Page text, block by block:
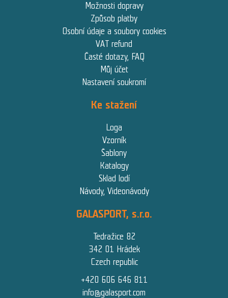
Možnosti dopravy
Způsob platby
Osobní údaje a soubory cookies
VAT refund
Časté dotazy, FAQ
Můj účet
Nastavení soukromí
Ke stažení
Loga
Vzorník
Šablony
Katalogy
Sklad lodí
Návody, Videonávody
GALASPORT, s.r.o.
Tedražice 82
342 01 Hrádek
Czech republic
+420 606 646 811
info@galasport.com